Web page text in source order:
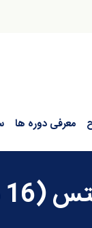
معرفی دوره ها
1401)